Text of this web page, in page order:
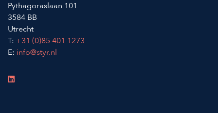
Pythagoraslaan 101
3584 BB
Utrecht
T: +31 (0)85 401 1273
E: info@styr.nl